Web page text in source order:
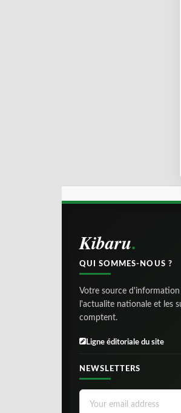
Kibaru
QUI SOMMES-NOUS ?
Votre source d'information
l'actualite nationale et les
comptent.
Ligne éditoriale du site
NEWSLETTERS